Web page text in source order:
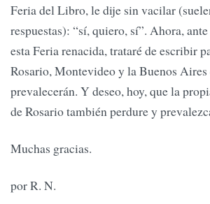
Feria del Libro, le dije sin vacilar
respuestas): “sí, quiero, sí”. Ahora,
esta Feria renacida, trataré de escribir
Rosario, Montevideo y la Buenos Aires
prevalecerán. Y deseo, hoy, que la
de Rosario también perdure y
Muchas gracias.
por R. N.